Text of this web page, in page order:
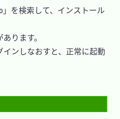
を検索して、インストール
ります。
ンしなおすと、正常に起動